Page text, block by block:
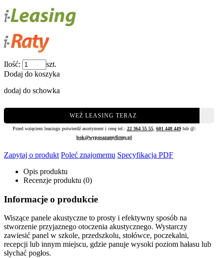
Ilość:
szt.
Dodaj do koszyka
dodaj do schowka
WEŹ LEASING TERAZ
Przed wzięciem leasingu potwierdź asortyment i cenę tel.: 22 364 55 55, 601 448 449lub @:
bok@wyposazamyfirmy.pl
Zapytaj o produkt Poleć znajomemu Specyfikacja PDF
Opis produktu
Recenzje produktu (0)
Informacje o produkcie
Wiszące panele akustyczne to prosty i efektywny sposób na
stworzenie przyjaznego otoczenia akustycznego. Wystarczy
zawiesić panel w szkole, przedszkolu, stołówce, poczekalni,
recepcji lub innym miejscu, gdzie panuje wysoki poziom hałasu lub
słychać pogłos.